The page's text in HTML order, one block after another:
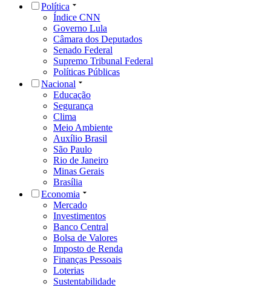
Política
Índice CNN
Governo Lula
Câmara dos Deputados
Senado Federal
Supremo Tribunal Federal
Políticas Públicas
Nacional
Educação
Segurança
Clima
Meio Ambiente
Auxílio Brasil
São Paulo
Rio de Janeiro
Minas Gerais
Brasília
Economia
Mercado
Investimentos
Banco Central
Bolsa de Valores
Imposto de Renda
Finanças Pessoais
Loterias
Sustentabilidade